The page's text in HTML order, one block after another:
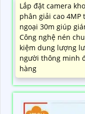
Lắp đặt camera
phân giải cao 4MP
ngoại 30m giúp
Công nghệ nén
kiệm dung lượng
người thông minh
hàng